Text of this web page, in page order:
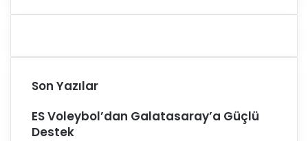
Son Yazılar
ES Voleybol’dan Galatasaray’a Güçlü
Destek